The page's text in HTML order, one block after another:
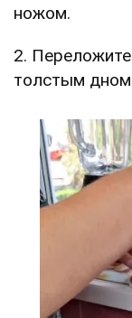
ножом.
2.
толстым